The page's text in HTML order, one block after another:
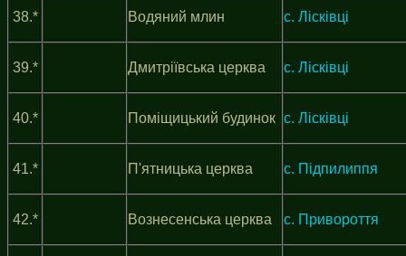
38.* Водяний млин с. Лісківці
39.* Дмитріївська церква с. Лісківці
40.* Поміщицький будинок с. Лісківці
41.* П'ятницька церква с. Підпилиппя
42.* Вознесенська церква с. Привороття